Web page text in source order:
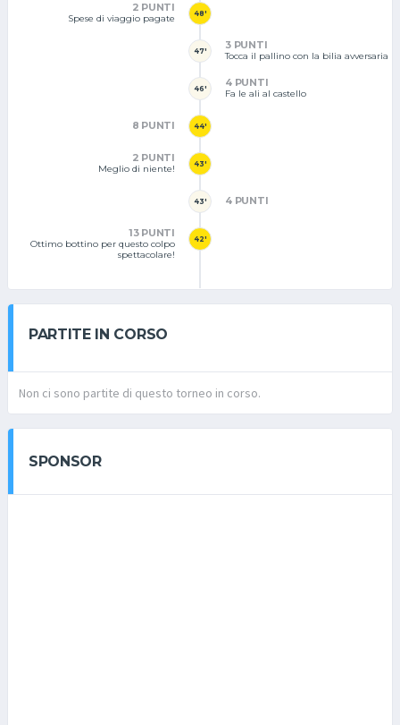
48'
2 PUNTI
Spese di viaggio pagate
47' 3 PUNTI
Tocca il pallino con la bilia avversaria
46' 4 PUNTI
Fa le ali al castello
44'
8 PUNTI
43'
2 PUNTI
Meglio di niente!
43' 4 PUNTI
42'
13 PUNTI
Ottimo bottino per questo colpo
spettacolare!
PARTITE IN CORSO
Non ci sono partite di questo torneo in corso.
SPONSOR